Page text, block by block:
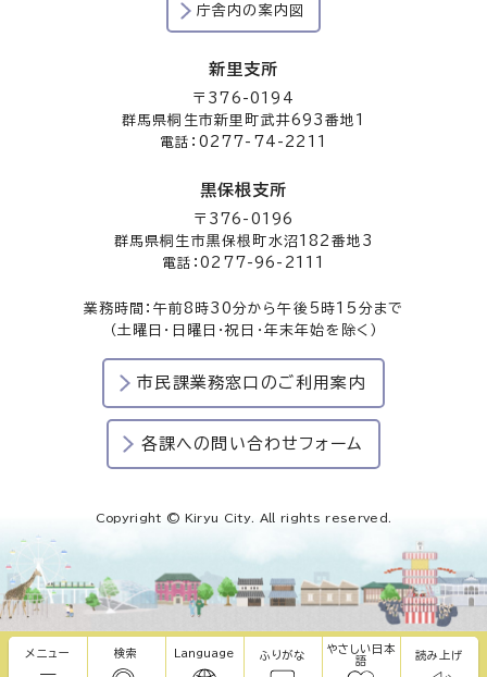
メニュー 検索 Language ふりがな
やさしい日本
語
読み上げ
庁舎内の案内図
新里支所
〒376-0194
群馬県桐生市新里町武井693番地1
電話：0277-74-2211
黒保根支所
〒376-0196
群馬県桐生市黒保根町水沼182番地3
電話：0277-96-2111
業務時間：午前8時30分から午後5時15分まで
（土曜日・日曜日・祝日・年末年始を除く）
市民課業務窓口のご利用案内
各課への問い合わせフォーム
Copyright © Kiryu City. All rights reserved.